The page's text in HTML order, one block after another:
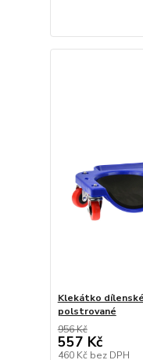
Klekátko
polstrované
956 Kč
557 Kč
460 Kč bez DPH